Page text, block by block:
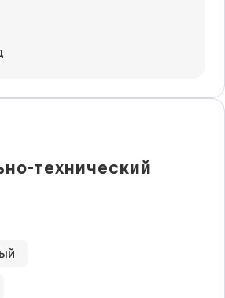
технический